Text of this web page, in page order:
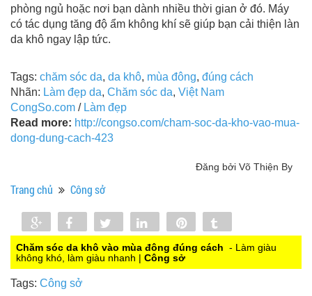
phòng ngủ hoặc nơi bạn dành nhiều thời gian ở đó. Máy
có tác dụng tăng độ ẩm không khí sẽ giúp bạn cải thiện làn
da khô ngay lập tức.
Tags: chăm sóc da, da khô, mùa đông, đúng cách
Nhãn: Làm đẹp da, Chăm sóc da, Việt Nam
CongSo.com / Làm đẹp
Read more: http://congso.com/cham-soc-da-kho-vao-mua-
dong-dung-cach-423
Đăng bởi Võ Thiện By
Trang chủ Công sở
Share Share Tweet Share
0
Chăm sóc da khô vào mùa đông đúng cách - Làm giàu
không khó, làm giàu nhanh | Công sở
Tags: Công sở